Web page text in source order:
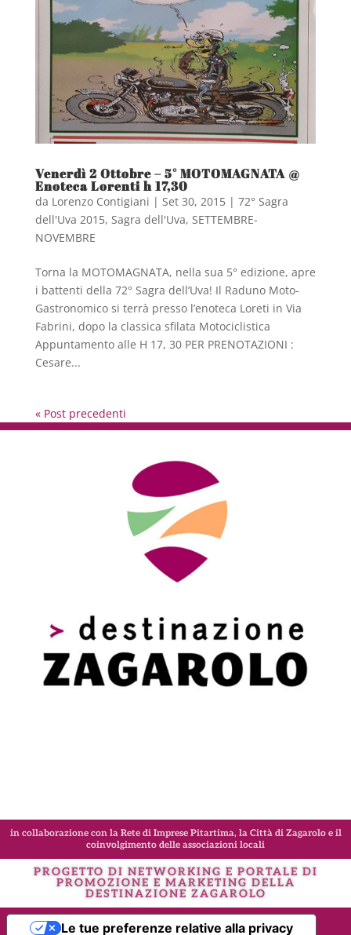
Venerdì 2 Ottobre – 5° MOTOMAGNATA @
Enoteca Lorenti h 17,30
da Lorenzo Contigiani | Set 30, 2015| 72° Sagra
dell'Uva 2015, Sagra dell'Uva, SETTEMBRE-
NOVEMBRE
Torna la MOTOMAGNATA, nella sua 5° edizione, apre
i battenti della 72° Sagra dell’Uva! Il Raduno Moto-
Gastronomico si terrà presso l’enoteca Loreti in Via
Fabrini, dopo la classica sfilata Motociclistica
Appuntamento alle H 17, 30 PER PRENOTAZIONI :
Cesare...
« Post precedenti
in collaborazione con la Rete di Imprese Pitartima, la Città di Zagarolo e il
coinvolgimento delle associazioni locali
PROGETTO DI NETWORKING E PORTALE DI
PROMOZIONE E MARKETING DELLA
DESTINAZIONE ZAGAROLO
Le tue preferenze relative alla privacy